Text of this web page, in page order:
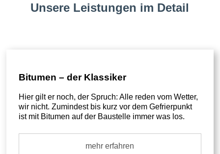
Unsere Leistungen im Detail
Bitumen – der Klassiker
Hier gilt er noch, der Spruch: Alle reden vom Wetter,
wir nicht. Zumindest bis kurz vor dem Gefrierpunkt
ist mit Bitumen auf der Baustelle immer was los.
mehr erfahren